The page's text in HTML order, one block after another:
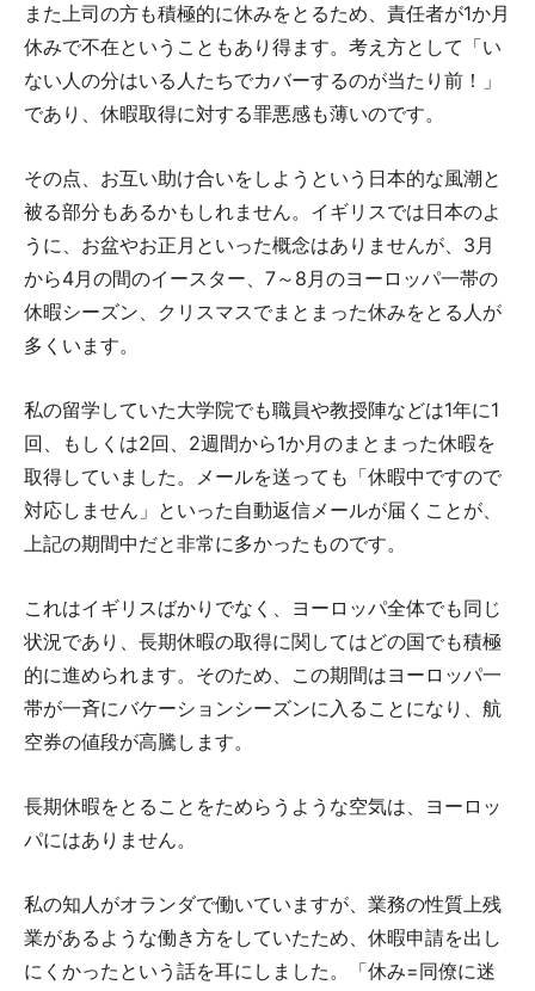
また上司の方も積極的に休みをとるため、責任者が1か月
休みで不在ということもあり得ます。考え方として「い
ない人の分はいる人たちでカバーするのが当たり前！」
であり、休暇取得に対する罪悪感も薄いのです。
その点、お互い助け合いをしようという日本的な風潮と
被る部分もあるかもしれません。イギリスでは日本のよ
うに、お盆やお正月といった概念はありませんが、3月
から4月の間のイースター、7～8月のヨーロッパ一帯の
休暇シーズン、クリスマスでまとまった休みをとる人が
多くいます。
私の留学していた大学院でも職員や教授陣などは1年に1
回、もしくは2回、2週間から1か月のまとまった休暇を
取得していました。メールを送っても「休暇中ですので
対応しません」といった自動返信メールが届くことが、
上記の期間中だと非常に多かったものです。
これはイギリスばかりでなく、ヨーロッパ全体でも同じ
状況であり、長期休暇の取得に関してはどの国でも積極
的に進められます。そのため、この期間はヨーロッパ一
帯が一斉にバケーションシーズンに入ることになり、航
空券の値段が高騰します。
長期休暇をとることをためらうような空気は、ヨーロッ
パにはありません。
私の知人がオランダで働いていますが、業務の性質上残
業があるような働き方をしていたため、休暇申請を出し
にくかったという話を耳にしました。「休み=同僚に迷